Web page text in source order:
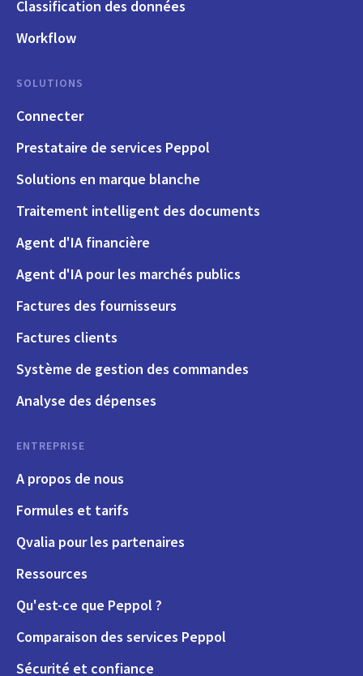
Classification des données
Workflow
SOLUTIONS
Connecter
Prestataire de services Peppol
Solutions en marque blanche
Traitement intelligent des documents
Agent d'IA financière
Agent d'IA pour les marchés publics
Factures des fournisseurs
Factures clients
Système de gestion des commandes
Analyse des dépenses
ENTREPRISE
A propos de nous
Formules et tarifs
Qvalia pour les partenaires
Ressources
Qu'est-ce que Peppol ?
Comparaison des services Peppol
Sécurité et confiance